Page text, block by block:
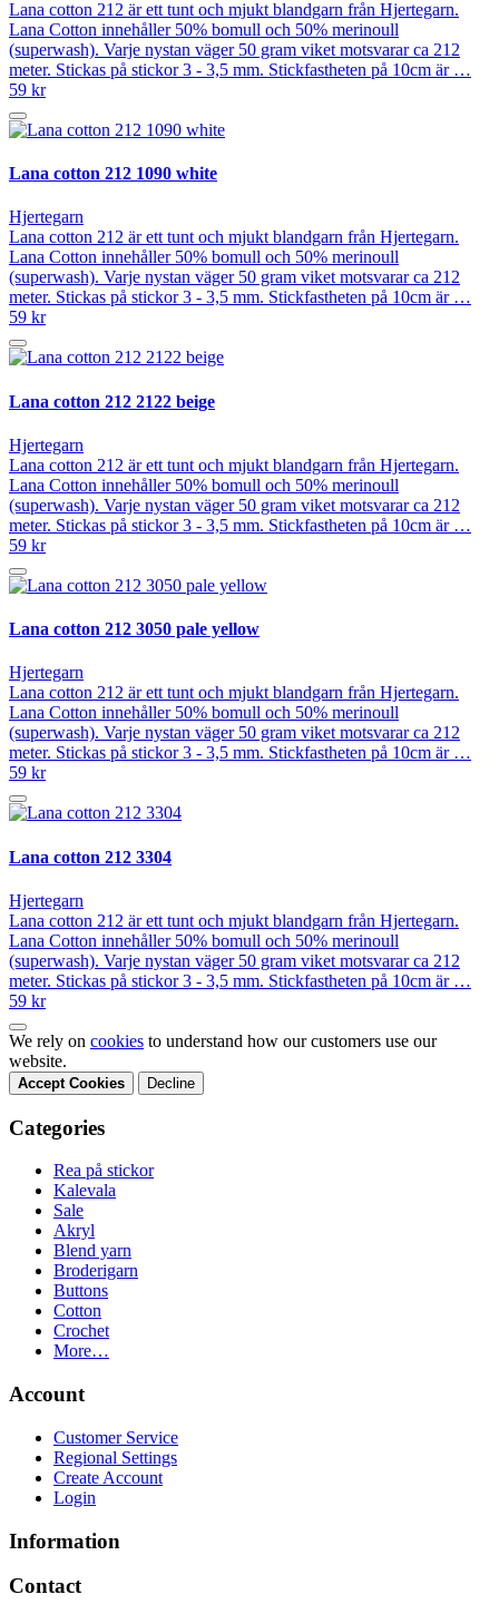
Lana cotton 212 är ett tunt och mjukt blandgarn från Hjertegarn.
Lana Cotton innehåller 50% bomull och 50% merinoull
(superwash). Varje nystan väger 50 gram viket motsvarar ca 212
meter. Stickas på stickor 3 - 3,5 mm. Stickfastheten på 10cm är …
59 kr
Lana cotton 212 1090 white
Hjertegarn
Lana cotton 212 är ett tunt och mjukt blandgarn från Hjertegarn.
Lana Cotton innehåller 50% bomull och 50% merinoull
(superwash). Varje nystan väger 50 gram viket motsvarar ca 212
meter. Stickas på stickor 3 - 3,5 mm. Stickfastheten på 10cm är …
59 kr
Lana cotton 212 2122 beige
Hjertegarn
Lana cotton 212 är ett tunt och mjukt blandgarn från Hjertegarn.
Lana Cotton innehåller 50% bomull och 50% merinoull
(superwash). Varje nystan väger 50 gram viket motsvarar ca 212
meter. Stickas på stickor 3 - 3,5 mm. Stickfastheten på 10cm är …
59 kr
Lana cotton 212 3050 pale yellow
Hjertegarn
Lana cotton 212 är ett tunt och mjukt blandgarn från Hjertegarn.
Lana Cotton innehåller 50% bomull och 50% merinoull
(superwash). Varje nystan väger 50 gram viket motsvarar ca 212
meter. Stickas på stickor 3 - 3,5 mm. Stickfastheten på 10cm är …
59 kr
Lana cotton 212 3304
Hjertegarn
Lana cotton 212 är ett tunt och mjukt blandgarn från Hjertegarn.
Lana Cotton innehåller 50% bomull och 50% merinoull
(superwash). Varje nystan väger 50 gram viket motsvarar ca 212
meter. Stickas på stickor 3 - 3,5 mm. Stickfastheten på 10cm är …
59 kr
We rely on cookies to understand how our customers use our
website.
Accept Cookies Decline
Categories
Rea på stickor
Kalevala
Sale
Akryl
Blend yarn
Broderigarn
Buttons
Cotton
Crochet
More…
Account
Customer Service
Regional Settings
Create Account
Login
Information
Contact